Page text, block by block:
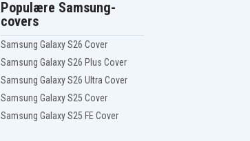
Populære Samsung-
covers
Samsung Galaxy S26 Cover
Samsung Galaxy S26 Plus Cover
Samsung Galaxy S26 Ultra Cover
Samsung Galaxy S25 Cover
Samsung Galaxy S25 FE Cover